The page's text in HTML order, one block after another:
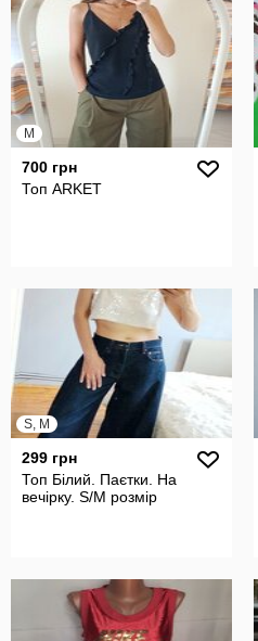
M
700 грн
Топ ARKET
S, M
299 грн
Топ Білий. Паєтки. На
вечірку. S/M розмір